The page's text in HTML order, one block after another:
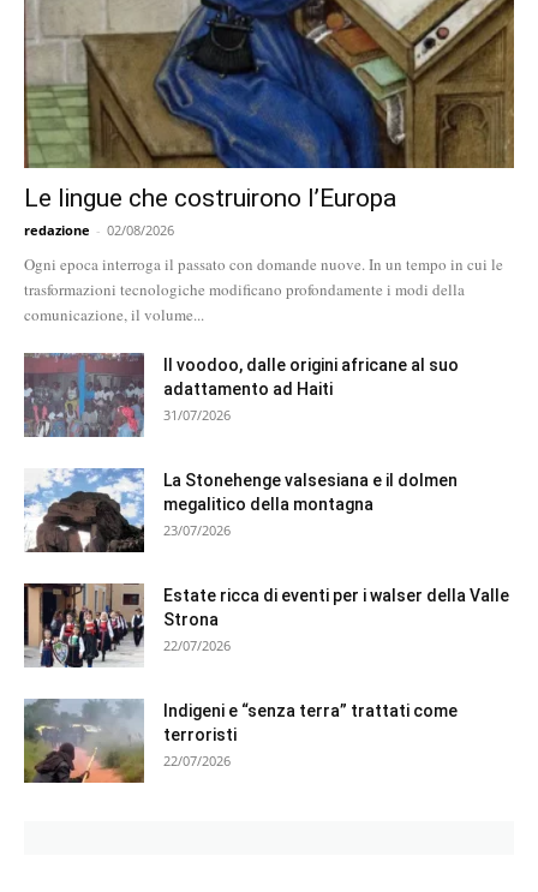
Le lingue che costruirono l’Europa
redazione - 02/08/2026
Ogni epoca interroga il passato con domande nuove. In un tempo in cui le
trasformazioni tecnologiche modificano profondamente i modi della
comunicazione, il volume...
Il voodoo, dalle origini africane al suo
adattamento ad Haiti
31/07/2026
La Stonehenge valsesiana e il dolmen
megalitico della montagna
23/07/2026
Estate ricca di eventi per i walser della Valle
Strona
22/07/2026
Indigeni e “senza terra” trattati come
terroristi
22/07/2026